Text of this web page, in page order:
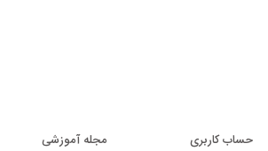
حساب کاربری مجله آموزشی